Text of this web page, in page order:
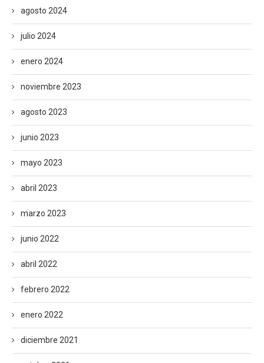
agosto 2024
julio 2024
enero 2024
noviembre 2023
agosto 2023
junio 2023
mayo 2023
abril 2023
marzo 2023
junio 2022
abril 2022
febrero 2022
enero 2022
diciembre 2021